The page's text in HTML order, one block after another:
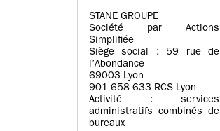
STANE GROUPE
Société par Actions
Simplifiée
Siège social : 59 rue de
l’Abondance
69003 Lyon
901 658 633 RCS Lyon
Activité : services
administratifs combinés de
bureaux